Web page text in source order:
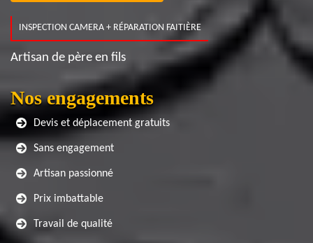
INSPECTION CAMERA + RÉPARATION FAITIÈRE
Artisan de père en fils
Nos engagements
Devis et déplacement gratuits
Sans engagement
Artisan passionné
Prix imbattable
Travail de qualité